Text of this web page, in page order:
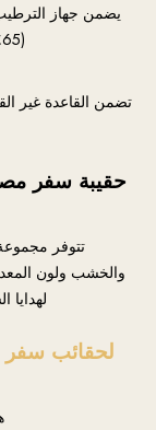
يضمن جهاز
(65٪ - 72٪)، مما يحافظ على النكهة والاحتراق الأمثل.
تضمن القاعدة غير
حقيبة سفر
تتوفر
والخشب ولون
لحقائب سفر